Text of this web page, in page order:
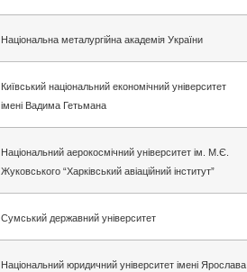
Національна металургійна академія України
Київський національний економічний університет
імені Вадима Гетьмана
Національний аерокосмічний університет ім. М.Є.
Жуковського “Харківський авіаційний інститут”
Сумський державний університет
Національний юридичний університет імені Ярослава